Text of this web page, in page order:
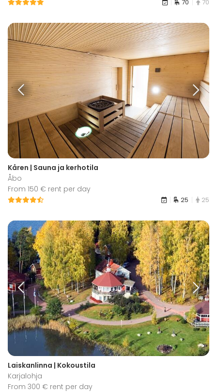
70 70
Kåren | Sauna ja kerhotila
Åbo
From 150 € rent per day
25 25
Laiskanlinna | Kokoustila
Karjalohja
From 300 € rent per day